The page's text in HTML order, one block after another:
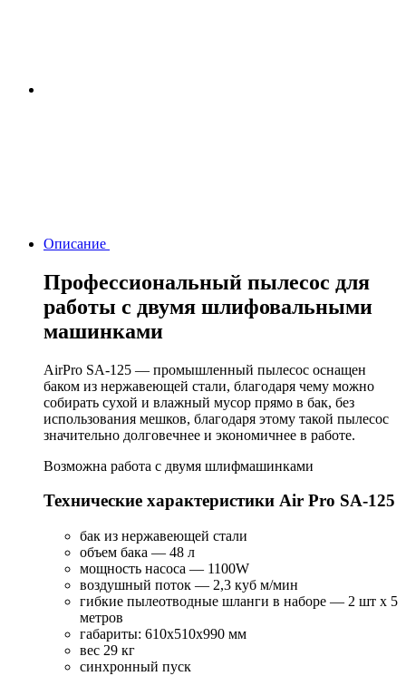
Описание
Профессиональный пылесос для
работы с двумя шлифовальными
машинками
AirPro SA-125 — промышленный пылесос оснащен
баком из нержавеющей стали, благодаря чему можно
собирать сухой и влажный мусор прямо в бак, без
использования мешков, благодаря этому такой пылесос
значительно долговечнее и экономичнее в работе.
Возможна работа с двумя шлифмашинками
Технические характеристики Air Pro SA-125
бак из нержавеющей стали
объем бака — 48 л
мощность насоса — 1100W
воздушный поток — 2,3 куб м/мин
гибкие пылеотводные шланги в наборе — 2 шт х 5
метров
габариты: 610х510х990 мм
вес 29 кг
синхронный пуск